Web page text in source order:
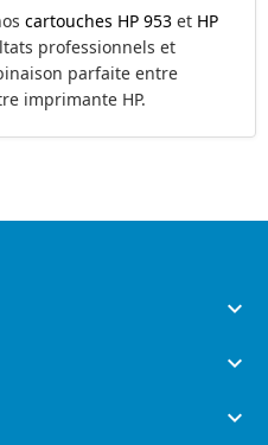
cartouches HP 953 et HP
professionnels et
parfaite entre
imprimante HP.


